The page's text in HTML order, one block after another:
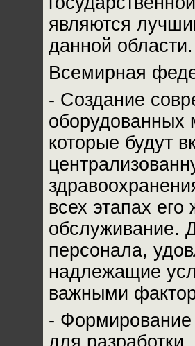
являются
данной области.
Всемирная
- Создание
оборудованных
которые будут
всех этапах
обслуживание.
персонала,
надлежащие
важными
- Формирование
для